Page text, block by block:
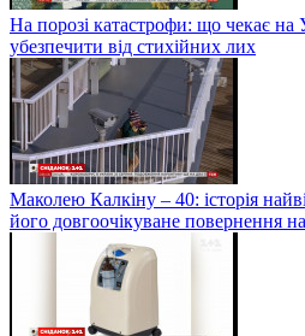
На порозі катастрофи: що чекає на
убезпечити від стихійних лих
Маколею Калкіну – 40: історія
його довгоочікуване повернення